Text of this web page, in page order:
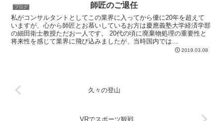
ブログ 師匠のご退任
私がコンサルタントとしてこの業界に入ってから優に20年を超えて
いますが、心から師匠とお慕いしているお方は慶應義塾大学経済学部
の細田衛士教授ただお一人です。 20代の頃に廃棄物処理の重要性と
将来性を感じて業界に飛び込みましたが、当時国内では...
2019.03.08
久々の登山
VRでスポーツ観戦